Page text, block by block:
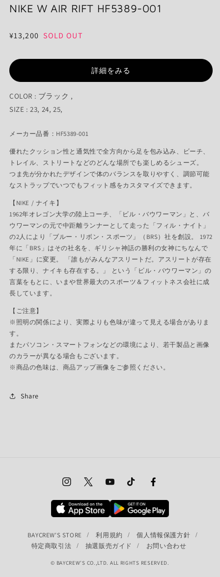
ー
ダ
メ
ア
(1)
を
く
NIKE W AIR RIFT HF5389-001
通
価
格
¥13,200 SOLD OUT
詳細をみる
COLOR : ブラック ,
SIZE : 23, 24, 25,
メーカー品番：HF5389-001
優れたクッション性と通気性で全方向から足を包み込み、ビーチ、
トレイル、ストリートなどのどんな場所でも楽しめるシューズ。
つま先が分かれたデザインで体のバランスを取りやすく、調節可能
なストラップでいつでもフィット感をカスタマイズできます。
【NIKE / ナイキ】
1962年オレゴン大学の陸上コーチ、「ビル・バウワーマン」と、バ
ウワーマンの元で中距離ランナーとして走った「フィル・ナイト」
の2人により「ブルー・リボン・スポーツ」（BRS）社を創設。 1972
年に「BRS」はその社名を、ギリシャ神話の勝利の女神にちなんで
「NIKE」に変更。 「誰もがみんなアスリートだ。アスリートが存在
する限り、ナイキも存在する。」 という「ビル・バウワーマン」の
言葉をもとに、いまや世界最大のスポーツ＆フィットネス会社に成
長しています。
【ご注意】
※照明の関係により、実際よりも色味が違って見える場合がありま
す。
またパソコン・スマートフォンなどの環境により、若干製品と画像
のカラーが異なる場合もございます。
※商品の色味は、商品アップ画像をご参照ください。
Share
InstagramTwitterYouTubeTikTok Facebook
BAYCREW'S STORE 利用規約
個人情報保護方針
特定商取引法
抽選販売ガイド お問い合わせ
© BAYCREW’S CO.,LTD. ALL RIGHTS RESERVED.